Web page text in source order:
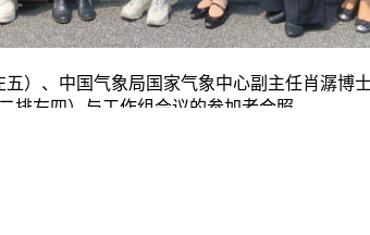
）、中国气象局国家气象中心副主任肖潺博
二排左四）与工作组会议的参加者合照。